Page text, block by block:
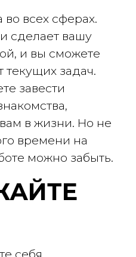
всех сферах.
сделает вашу
и вы сможете
текущих задач.
завести
в жизни. Но не
времени на
можно забыть.
себя